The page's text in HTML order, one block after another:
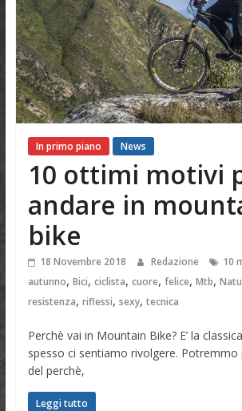
In primo piano News
10 ottimi motivi
andare in
bike
18 Novembre 2018 Redazione 10
autunno, Bici, ciclista, cuore, felice, Mtb,
resistenza, riflessi, sexy, tecnica
Perchè vai in Mountain Bike? E’ la
spesso ci sentiamo rivolgere. Potremmo
del perchè,
Leggi tutto